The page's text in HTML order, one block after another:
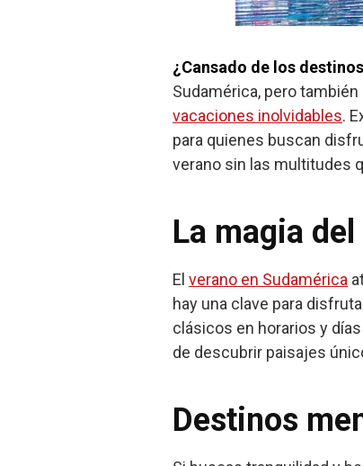
¿Cansado de los
Sudamérica, pero
vacaciones inolvidables.
para quienes buscan
verano sin las multitudes
La magia
El verano en Sudamérica
hay una clave para
clásicos en horarios y
de descubrir paisajes
Destinos